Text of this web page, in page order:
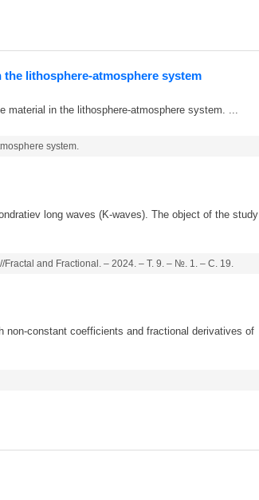
lithosphere-atmosphere system
in the lithosphere-atmosphere system. ...
system.
long waves (K-waves). The object of the study
and Fractional. – 2024. – Т. 9. – №. 1. – С. 19.
non-constant coefficients and fractional derivatives of